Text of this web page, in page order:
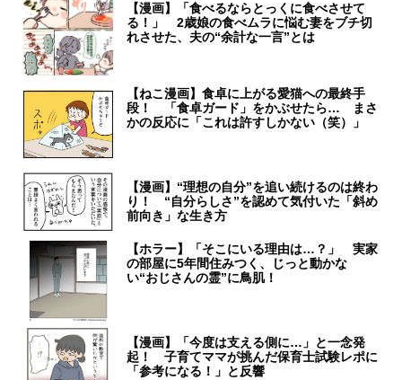
【漫画】「食べるならとっくに食べさせて
る！」 2歳娘の食べムラに悩む妻をブチ切
れさせた、夫の“余計な一言”とは
【ねこ漫画】食卓に上がる愛猫への最終手
段！ 「食卓ガード」をかぶせたら… まさ
かの反応に「これは許すしかない（笑）」
【漫画】“理想の自分”を追い続けるのは終わ
り！ “自分らしさ”を認めて気付いた「斜め
前向き」な生き方
【ホラー】「そこにいる理由は…？」 実家
の部屋に5年間住みつく、じっと動かな
い“おじさんの霊”に鳥肌！
【漫画】「今度は支える側に…」と一念発
起！ 子育てママが挑んだ保育士試験レポに
「参考になる！」と反響